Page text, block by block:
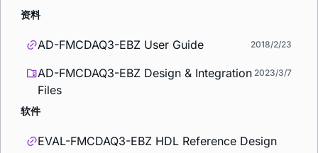
资料
AD-FMCDAQ3-EBZ User Guide 2018/2/23
AD-FMCDAQ3-EBZ Design & Integration
Files
2023/3/7
软件
EVAL-FMCDAQ3-EBZ HDL Reference Design